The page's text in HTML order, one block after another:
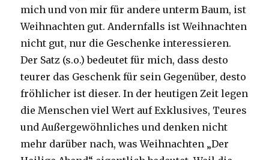
mich und von mir für andere unterm Baum, ist
Weihnachten gut. Andernfalls ist Weihnachten
nicht gut, nur die Geschenke interessieren.
Der Satz (s.o.) bedeutet für mich, dass desto
teurer das Geschenk für sein Gegenüber, desto
fröhlicher ist dieser. In der heutigen Zeit legen
die Menschen viel Wert auf Exklusives, Teures
und Außergewöhnliches und denken nicht
mehr darüber nach, was Weihnachten „Der